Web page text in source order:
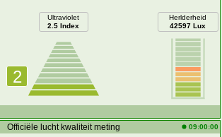
Ultraviolet
2.5 Index
2
Herlderheid
42597 Lux
Officiële lucht kwaliteit meting 09:00:00